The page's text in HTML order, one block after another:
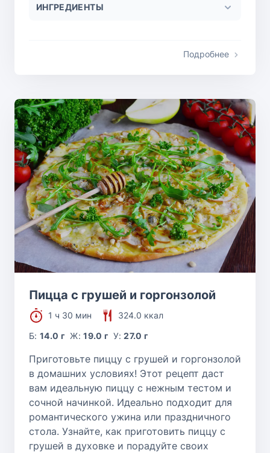
ИНГРЕДИЕНТЫ
Подробнее
Пицца с грушей и горгонзолой
1 ч 30 мин
324.0 ккал
Б:14.0 г Ж:19.0 г У:27.0 г
Приготовьте пиццу с грушей и горгонзолой
в домашних условиях! Этот рецепт даст
вам идеальную пиццу с нежным тестом и
сочной начинкой. Идеально подходит для
романтического ужина или праздничного
стола. Узнайте, как приготовить пиццу с
грушей в духовке и порадуйте своих